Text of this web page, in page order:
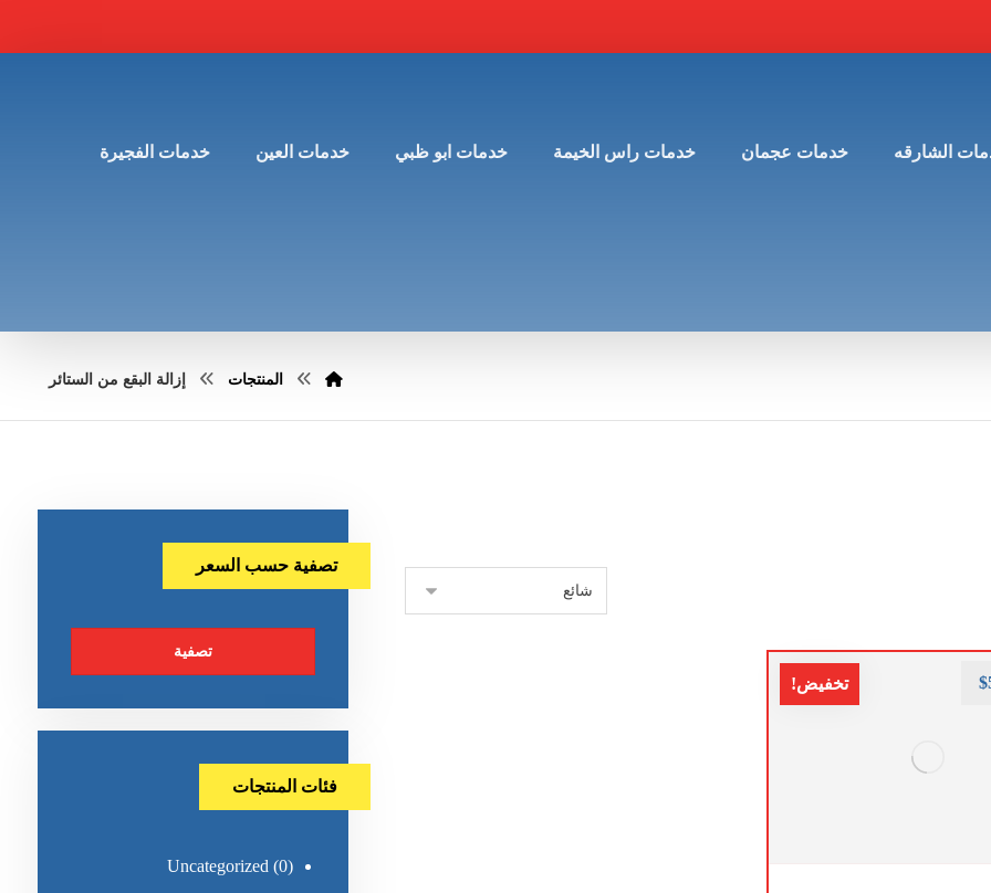
الشارقه خدمات عجمان خدمات راس الخيمة خدمات ابو ظبي خدمات العين خدمات الفجيرة
المنتجات إزالة البقع من الستائر
تخفيض! $
تصفية حسب السعر
تصفية
فئات المنتجات
Uncategorized (0)